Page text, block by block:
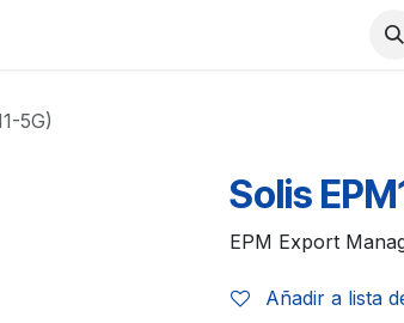
5G)
Solis
EPM Export
Añadir a lista